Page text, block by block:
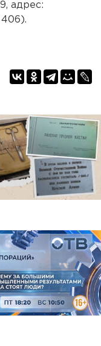
адрес:
406).